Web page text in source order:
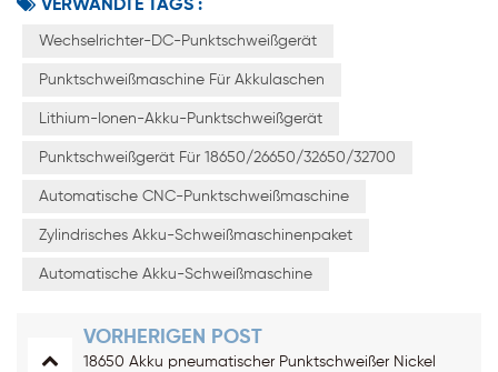
VERWANDTE TAGS :
Wechselrichter-DC-Punktschweißgerät
Punktschweißmaschine Für Akkulaschen
Lithium-Ionen-Akku-Punktschweißgerät
Punktschweißgerät Für 18650/26650/32650/32700
Automatische CNC-Punktschweißmaschine
Zylindrisches Akku-Schweißmaschinenpaket
Automatische Akku-Schweißmaschine
VORHERIGEN POST
18650 Akku pneumatischer Punktschweißer Nickel